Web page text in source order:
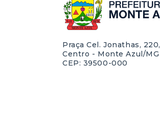
Praça Cel. Jonathas, 220,
Centro - Monte Azul/MG
CEP: 39500-000